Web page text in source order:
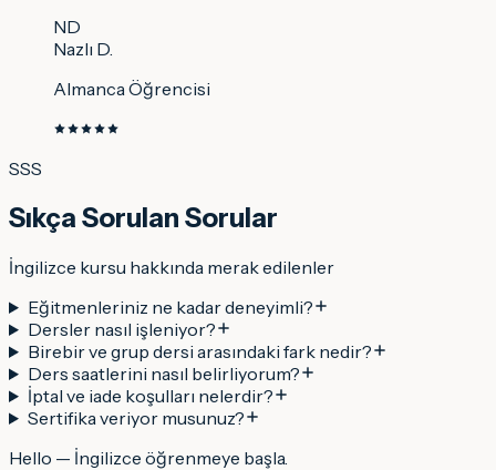
ND
Nazlı D.
Almanca Öğrencisi
SSS
Sıkça Sorulan Sorular
İngilizce kursu hakkında merak edilenler
Eğitmenleriniz ne kadar deneyimli?
Dersler nasıl işleniyor?
Birebir ve grup dersi arasındaki fark nedir?
Ders saatlerini nasıl belirliyorum?
İptal ve iade koşulları nelerdir?
Sertifika veriyor musunuz?
Hello — İngilizce öğrenmeye başla